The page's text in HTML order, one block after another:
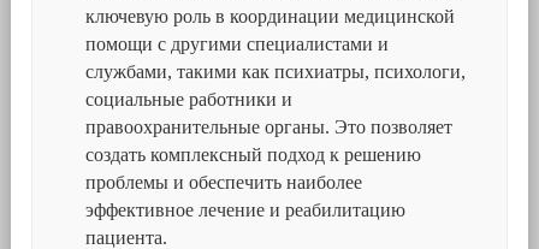
ключевую роль в координации медицинской
помощи с другими специалистами и
службами, такими как психиатры, психологи,
социальные работники и
правоохранительные органы. Это позволяет
создать комплексный подход к решению
проблемы и обеспечить наиболее
эффективное лечение и реабилитацию
пациента.